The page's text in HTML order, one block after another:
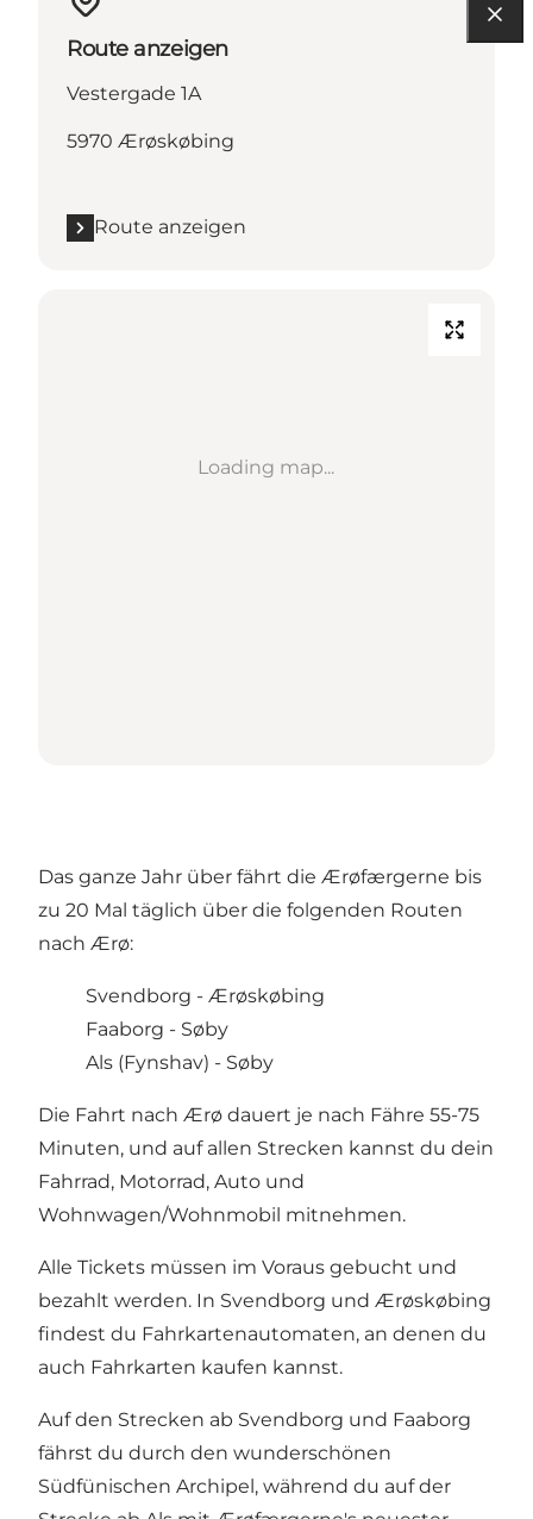
Route anzeigen
Vestergade 1A
5970 Ærøskøbing
Route anzeigen
Loading map...
Das ganze Jahr über fährt die Ærøfærgerne bis
zu 20 Mal täglich über die folgenden Routen
nach Ærø:
Svendborg - Ærøskøbing
Faaborg - Søby
Als (Fynshav) - Søby
Die Fahrt nach Ærø dauert je nach Fähre 55-75
Minuten, und auf allen Strecken kannst du dein
Fahrrad, Motorrad, Auto und
Wohnwagen/Wohnmobil mitnehmen.
Alle Tickets müssen im Voraus gebucht und
bezahlt werden. In Svendborg und Ærøskøbing
findest du Fahrkartenautomaten, an denen du
auch Fahrkarten kaufen kannst.
Auf den Strecken ab Svendborg und Faaborg
fährst du durch den wunderschönen
Südfünischen Archipel, während du auf der